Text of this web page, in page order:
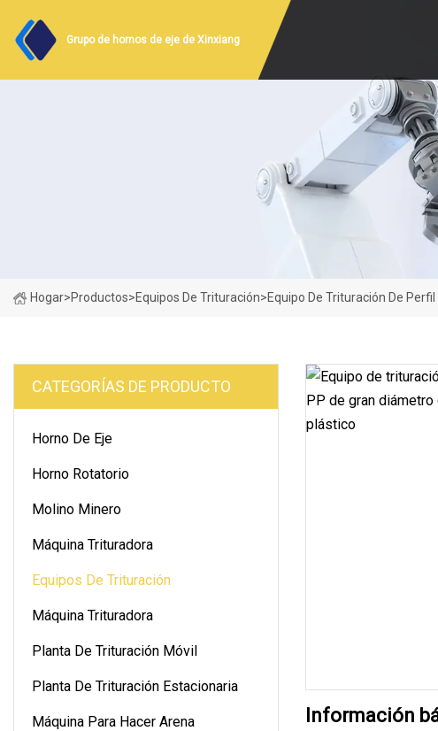
Grupo de hornos de eje de Xinxiang
Hogar>Productos>Equipos De Trituración>Equipo De Trituración De
CATEGORÍAS DE PRODUCTO
Horno De Eje
Horno Rotatorio
Molino Minero
Máquina Trituradora
Equipos De Trituración
Máquina Trituradora
Planta De Trituración Móvil
Planta De Trituración Estacionaria
Máquina Para Hacer Arena Información